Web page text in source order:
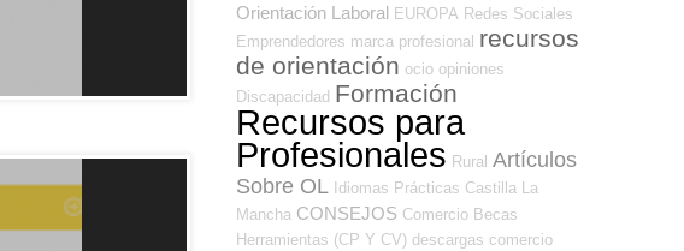
Orientación Laboral EUROPA Redes Sociales
Emprendedores marca profesional recursos
de orientación ocio opiniones
Discapacidad Formación
Recursos para
Profesionales Rural Artículos
Sobre OL
Idiomas Prácticas Castilla La
Mancha CONSEJOS Comercio Becas
Herramientas (CP Y CV) descargas comercio